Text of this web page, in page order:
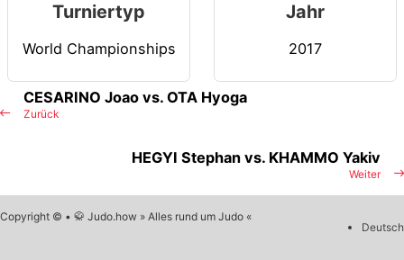
Turniertyp
World Championships
Jahr
2017
Zurück
CESARINO Joao vs. OTA Hyoga
Weiter
HEGYI Stephan vs. KHAMMO Yakiv
Copyright © • 🥋 Judo.how » Alles rund um Judo «
Deutsch